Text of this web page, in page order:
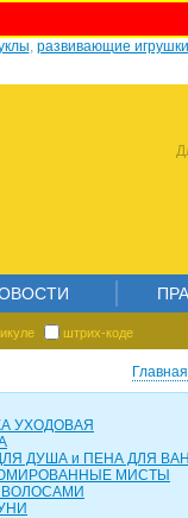
, развивающие игрушки
штрих-коде
Главная
УХОДОВАЯ
ДУША и ПЕНА ДЛЯ
МИСТЫ
ВОЛОСАМИ